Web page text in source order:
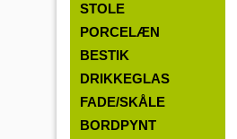
STOLE
PORCELÆN
BESTIK
DRIKKEGLAS
FADE/SKÅLE
BORDPYNT